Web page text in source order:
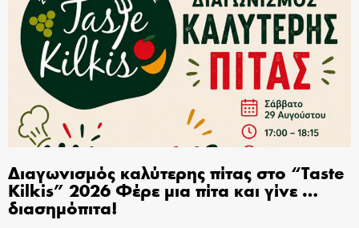
Διαγωνισμός καλύτερης πίτας στο “Taste
Kilkis” 2026 Φέρε μια πίτα και γίνε …
διασημόπιτα!